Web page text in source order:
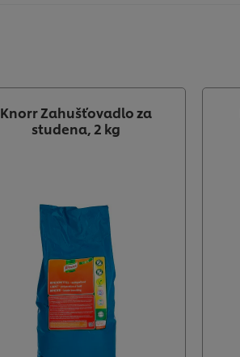
Knorr Zahušťovadlo za
studena, 2 kg